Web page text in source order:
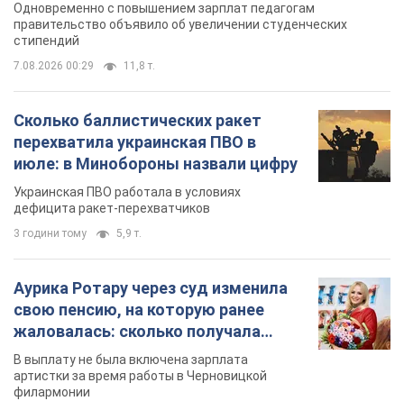
Одновременно с повышением зарплат педагогам
правительство объявило об увеличении студенческих
стипендий
7.08.2026 00:29 11,8 т.
Сколько баллистических ракет
перехватила украинская ПВО в
июле: в Минобороны назвали цифру
Украинская ПВО работала в условиях
дефицита ракет-перехватчиков
3 години тому 5,9 т.
Аурика Ротару через суд изменила
свою пенсию, на которую ранее
жаловалась: сколько получала
певица
В выплату не была включена зарплата
артистки за время работы в Черновицкой
филармонии